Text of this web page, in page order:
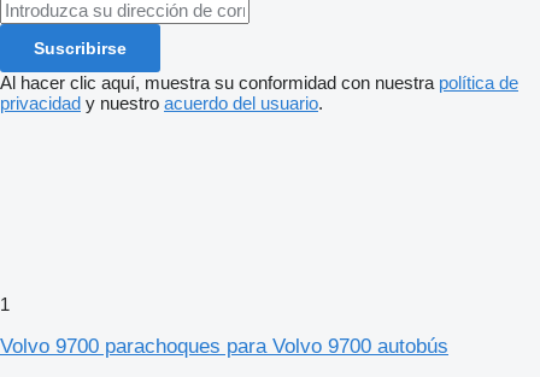
Suscribirse
Al hacer clic aquí, muestra su conformidad con nuestra política de
privacidad y nuestro acuerdo del usuario.
1
Volvo 9700 parachoques para Volvo 9700 autobús